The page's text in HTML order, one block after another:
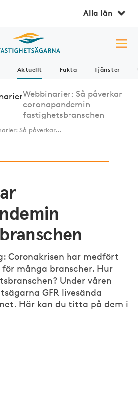
Alla län
Aktuellt Fakta Tjänster
Webbinarier: Så påverkar
coronapandemin
fastighetsbranschen
Så påverkar...
Coronakrisen har medfört
många branscher. Hur
Under våren
GFR livesända
Här kan du titta på dem i